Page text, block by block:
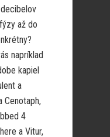
až do
napríklad
kapiel
a
Cenotaph,
4
a Vitur,